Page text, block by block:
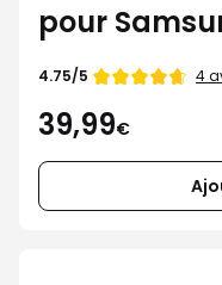
pour
Note
4.75/5 4
39,99€